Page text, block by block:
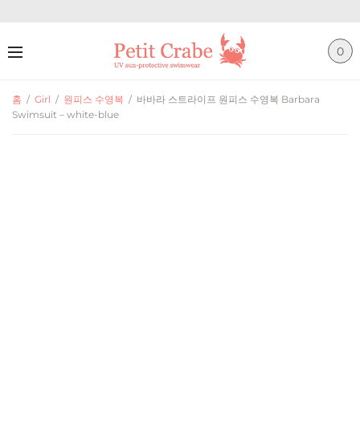
0
홈 / Girl / 원피스 수영복 / 바바라 스트라이프 원피스 수영복 Barbara
Swimsuit – white-blue